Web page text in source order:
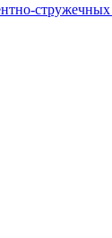
стружечных